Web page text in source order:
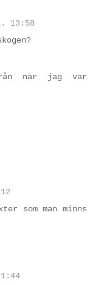
13:58
från när jag var
som man minns